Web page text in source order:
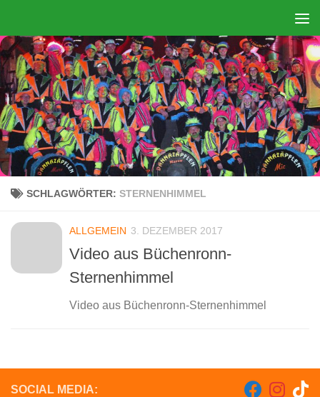
SCHLAGWÖRTER: STERNENHIMMEL
ALLGEMEIN 3. DEZEMBER 2017
Video aus Büchenronn-
Sternenhimmel
Video aus Büchenronn-Sternenhimmel
SOCIAL MEDIA: